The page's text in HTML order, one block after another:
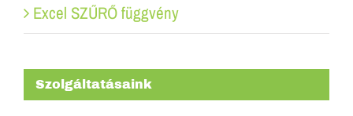
Excel SZŰRŐ függvény
Szolgáltatásaink